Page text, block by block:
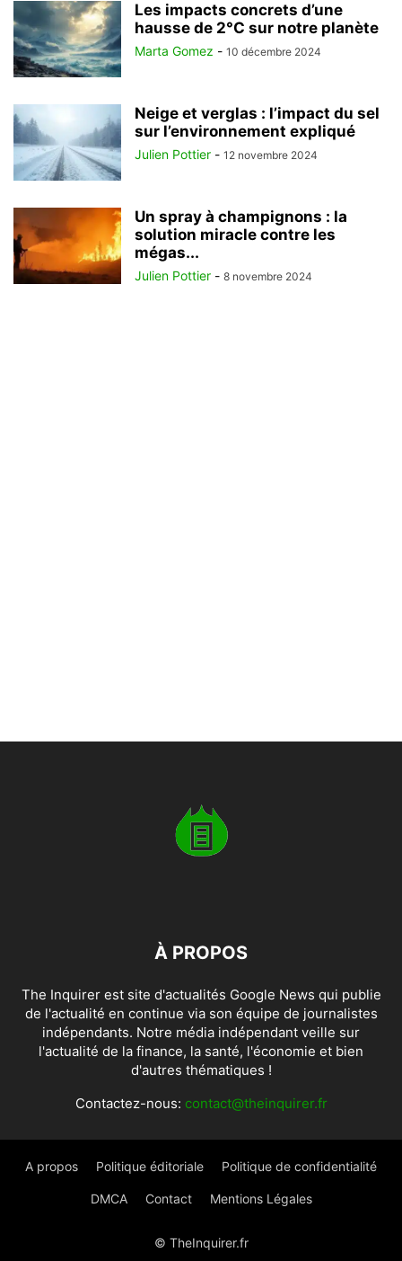
Les impacts concrets d’une
hausse de 2°C sur notre planète
Marta Gomez - 10 décembre 2024
Neige et verglas : l’impact du sel
sur l’environnement expliqué
Julien Pottier - 12 novembre 2024
Un spray à champignons : la
solution miracle contre les
mégas...
Julien Pottier - 8 novembre 2024
À PROPOS
The Inquirer est site d'actualités Google News qui publie
de l'actualité en continue via son équipe de journalistes
indépendants. Notre média indépendant veille sur
l'actualité de la finance, la santé, l'économie et bien
d'autres thématiques !
Contactez-nous: contact@theinquirer.fr
A propos Politique éditoriale Politique de confidentialité
DMCA Contact Mentions Légales
© TheInquirer.fr